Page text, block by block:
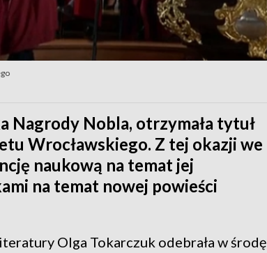
Nagrody Nobla, otrzymała tytuł
Wrocławskiego. Z tej okazji we
naukową na temat jej
na temat nowej powieści
Olga Tokarczuk odebrała w środę